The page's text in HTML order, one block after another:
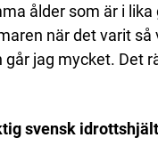
ålder som är i
när det varit
jag mycket. Det
svensk